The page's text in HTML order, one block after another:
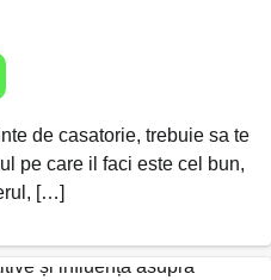
de casatorie, trebuie sa te
pe care il faci este cel bun,
[…]